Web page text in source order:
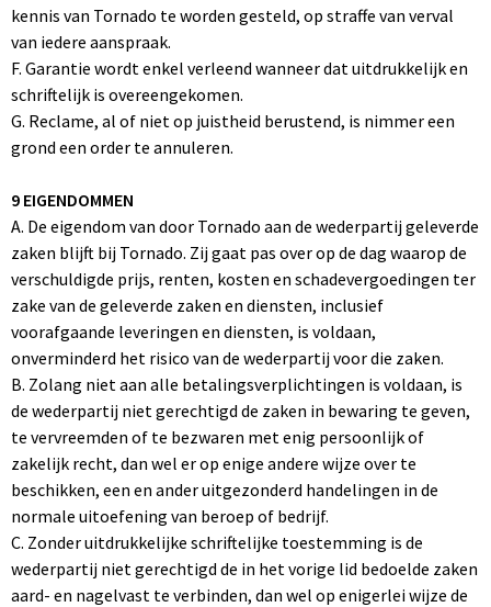
kennis van Tornado te worden gesteld, op straffe van verval
van iedere aanspraak.
F. Garantie wordt enkel verleend wanneer dat uitdrukkelijk en
schriftelijk is overeengekomen.
G. Reclame, al of niet op juistheid berustend, is nimmer een
grond een order te annuleren.
9 EIGENDOMMEN
A. De eigendom van door Tornado aan de wederpartij geleverde
zaken blijft bij Tornado. Zij gaat pas over op de dag waarop de
verschuldigde prijs, renten, kosten en schadevergoedingen ter
zake van de geleverde zaken en diensten, inclusief
voorafgaande leveringen en diensten, is voldaan,
onverminderd het risico van de wederpartij voor die zaken.
B. Zolang niet aan alle betalingsverplichtingen is voldaan, is
de wederpartij niet gerechtigd de zaken in bewaring te geven,
te vervreemden of te bezwaren met enig persoonlijk of
zakelijk recht, dan wel er op enige andere wijze over te
beschikken, een en ander uitgezonderd handelingen in de
normale uitoefening van beroep of bedrijf.
C. Zonder uitdrukkelijke schriftelijke toestemming is de
wederpartij niet gerechtigd de in het vorige lid bedoelde zaken
aard- en nagelvast te verbinden, dan wel op enigerlei wijze de